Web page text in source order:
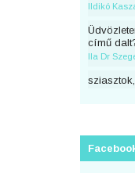
Ildikó
című
Ila Dr
előtte. Át